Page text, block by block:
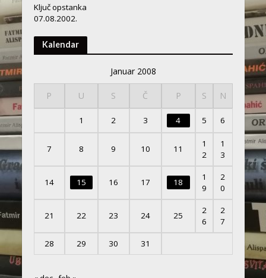
Ključ opstanka
07.08.2002.
Kalendar
Januar 2008
P U S Č P S N
1 2 3 4 5 6
7 8 9 10 11
1
2
1
3
14 15 16 17 18
1
9
2
0
21 22 23 24 25
2
6
2
7
28 29 30 31